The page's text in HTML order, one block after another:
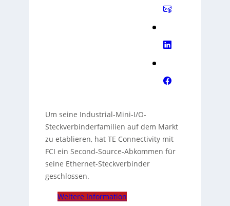
Um seine Industrial-Mini-I/O-
Steckverbinderfamilien auf dem Markt
zu etablieren, hat TE Connectivity mit
FCI ein Second-Source-Abkommen für
seine Ethernet-Steckverbinder
geschlossen.
Weitere Information